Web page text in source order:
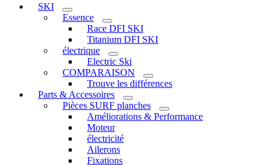
SKI
Essence
Race DFI SKI
Titanium DFI SKI
électrique
Electric Ski
COMPARAISON
Trouve les différences
Parts & Accessoires
Pièces SURF planches
Améliorations & Performance
Moteur
électricité
Ailerons
Fixations